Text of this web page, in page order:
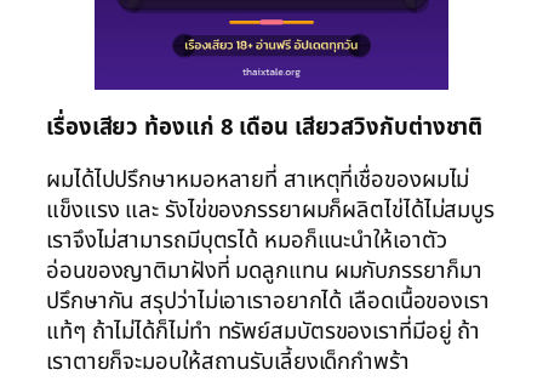
เรื่องเสียว ท้องแก่ 8 เดือน เสียวสวิงกับต่างชาติ
ผมได้ไปปรึกษาหมอหลายที่ สาเหตุที่เชื่อของผมไม่
แข็งแรง และ รังไข่ของภรรยาผมก็ผลิตไข่ได้ไม่สมบูร
เราจึงไม่สามารถมีบุตรได้ หมอก็แนะนำให้เอาตัว
อ่อนของญาติมาฝังที่ มดลูกแทน ผมกับภรรยาก็มา
ปรึกษากัน สรุปว่าไม่เอาเราอยากได้ เลือดเนื้อของเรา
แท้ๆ ถ้าไม่ได้ก็ไม่ทำ ทรัพย์สมบัตรของเราที่มีอยู่ ถ้า
เราตายก็จะมอบให้สถานรับเลี้ยงเด็กกำพร้า